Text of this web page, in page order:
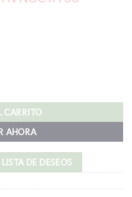
CÁPSULAS cantidad
CARRITO
AHORA
DE DESEOS